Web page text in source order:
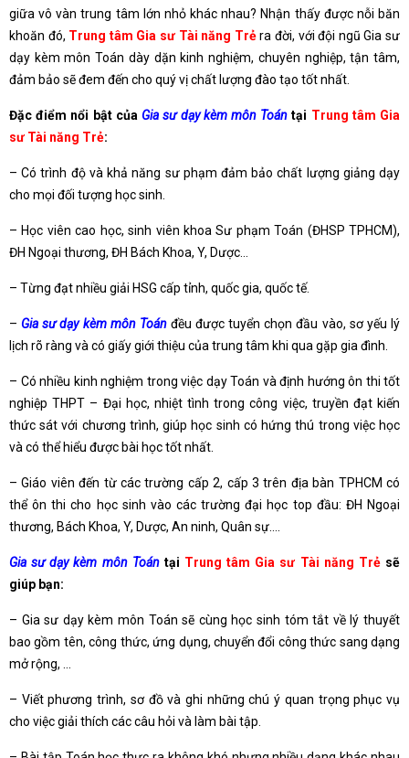
giữa vô vàn trung tâm lớn nhỏ khác nhau? Nhận thấy được nỗi băn
khoăn đó, Trung tâm Gia sư Tài năng Trẻra đời, với đội ngũ Gia sư
dạy kèm môn Toán dày dặn kinh nghiệm, chuyên nghiệp, tận tâm,
đảm bảo sẽ đem đến cho quý vị chất lượng đào tạo tốt nhất.
Đặc điểm nổi bật của Gia sư dạy kèm môn Toán tại Trung tâm Gia
sư Tài năng Trẻ:
– Có trình độ và khả năng sư phạm đảm bảo chất lượng giảng dạy
cho mọi đối tượng học sinh.
– Học viên cao học, sinh viên khoa Sư phạm Toán (ĐHSP TPHCM),
ĐH Ngoại thương, ĐH Bách Khoa, Y, Dược…
– Từng đạt nhiều giải HSG cấp tỉnh, quốc gia, quốc tế.
– Gia sư dạy kèm môn Toánđều được tuyển chọn đầu vào, sơ yếu lý
lịch rõ ràng và có giấy giới thiệu của trung tâm khi qua gặp gia đình.
– Có nhiều kinh nghiệm trong việc dạy Toán và định hướng ôn thi tốt
nghiệp THPT – Đại học, nhiệt tình trong công việc, truyền đạt kiến
thức sát với chương trình, giúp học sinh có hứng thú trong việc học
và có thể hiểu được bài học tốt nhất.
– Giáo viên đến từ các trường cấp 2, cấp 3 trên địa bàn TPHCM có
thể ôn thi cho học sinh vào các trường đại học top đầu: ĐH Ngoại
thương, Bách Khoa, Y, Dược, An ninh, Quân sự….
Gia sư dạy kèm môn Toántại Trung tâm Gia sư Tài năng Trẻsẽ
giúp bạn:
– Gia sư dạy kèm môn Toán sẽ cùng học sinh tóm tắt về lý thuyết
bao gồm tên, công thức, ứng dụng, chuyển đổi công thức sang dạng
mở rộng, …
– Viết phương trình, sơ đồ và ghi những chú ý quan trọng phục vụ
cho việc giải thích các câu hỏi và làm bài tập.